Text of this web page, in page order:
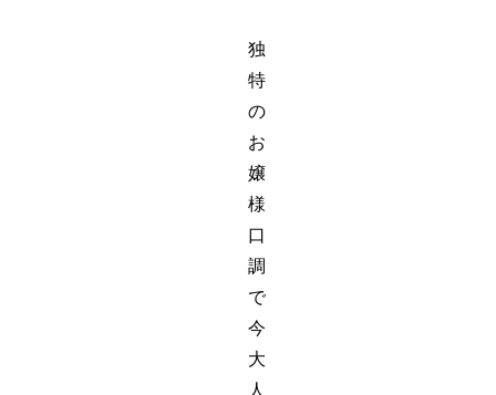
独
特
の
お
嬢
様
口
調
で
今
大
人